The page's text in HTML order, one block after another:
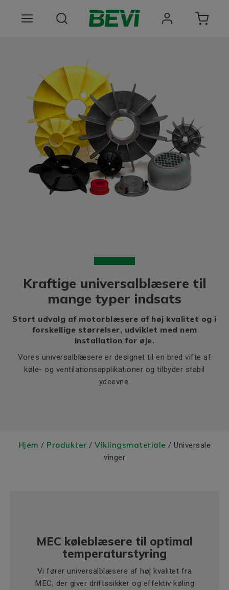
Anvendelsesomrader
Tjenester
Kvalitet og bæredygtighed
Virksomheden BEVI
Choose language
Kraftige universalblæsere til
mange typer indsats
Stort udvalg af motorblæsere af høj kvalitet og i
forskellige størrelser, udviklet med nem
installation for øje.
Vores universalblæsere er designet til en bred vifte af
køle- og ventilationsapplikationer og tilbyder stabil
ydeevne.
Hjem / Produkter /Viklingsmateriale / Universale
vinger
MEC køleblæsere til optimal
temperaturstyring
Vi fører universalblæsere af høj kvalitet fra
MEC, der giver driftssikker og effektiv køling